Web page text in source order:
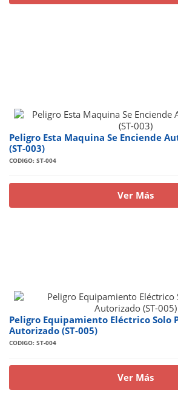
Peligro Esta Maquina Se Enciende
(ST-003)
CODIGO: ST-004
Ver Más
Peligro Equipamiento Eléctrico Solo
Autorizado (ST-005)
CODIGO: ST-004
Ver Más